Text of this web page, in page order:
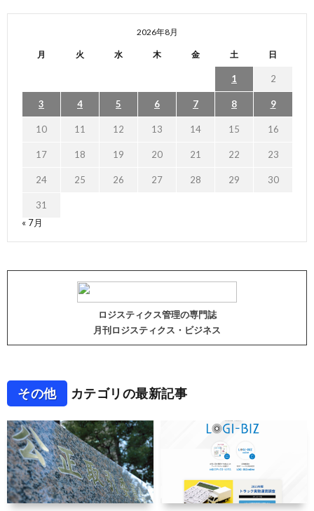
2026年8月
月 火 水 木 金 土 日
1 2
3 4 5 6 7 8 9
10 11 12 13 14 15 16
17 18 19 20 21 22 23
24 25 26 27 28 29 30
31
« 7月
ロジスティクス管理の専門誌
月刊ロジスティクス・ビジネス
その他 カテゴリの最新記事